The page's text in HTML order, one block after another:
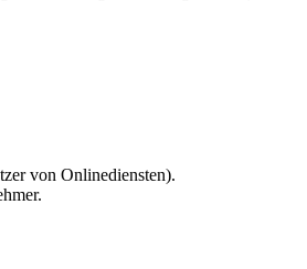
von Onlinediensten).